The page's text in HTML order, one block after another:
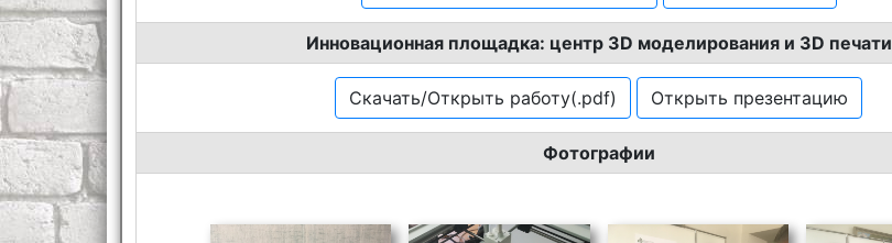
Инновационная площадка: центр 3D моделирования и 3D печати
Скачать/Открыть работу(.pdf) Открыть презентацию
Фотографии